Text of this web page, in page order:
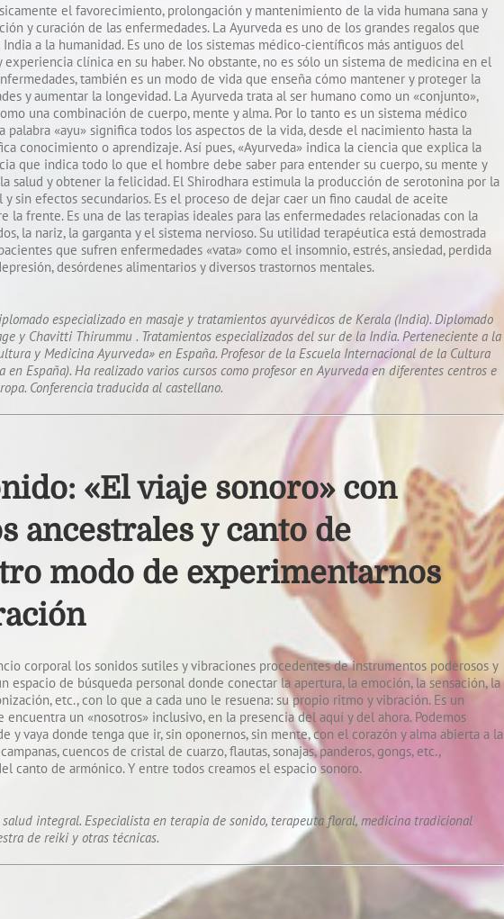
el favorecimiento, prolongación y mantenimiento de la vida humana sana y
y curación de las enfermedades. La Ayurveda es uno de los grandes regalos que
a la humanidad. Es uno de los sistemas médico-científicos más antiguos del
clínica en su haber. No obstante, no es sólo un sistema de medicina en el
también es un modo de vida que enseña cómo mantener y proteger la
y aumentar la longevidad. La Ayurveda trata al ser humano como un «conjunto»,
una combinación de cuerpo, mente y alma. Por lo tanto es un sistema médico
«ayu» significa todos los aspectos de la vida, desde el nacimiento hasta la
conocimiento o aprendizaje. Así pues, «Ayurveda» indica la ciencia que explica la
que indica todo lo que el hombre debe saber para entender su cuerpo, su mente y
salud y obtener la felicidad. El Shirodhara estimula la producción de serotonina por la
sin efectos secundarios. Es el proceso de dejar caer un fino caudal de aceite
la frente. Es una de las terapias ideales para las enfermedades relacionadas con la
la nariz, la garganta y el sistema nervioso. Su utilidad terapéutica está demostrada
que sufren enfermedades «vata» como el insomnio, estrés, ansiedad, perdida
desórdenes alimentarios y diversos trastornos mentales.
especializado en masaje y tratamientos ayurvédicos de Kerala (India). Diplomado
y Chavitti Thirummu . Tratamientos especializados del sur de la India. Perteneciente a la
y Medicina Ayurveda» en España. Profesor de la Escuela Internacional de la Cultura
en España). Ha realizado varios cursos como profesor en Ayurveda en diferentes centros e
Conferencia traducida al castellano.
«El viaje sonoro» con
ancestrales y canto de
modo de experimentarnos
corporal los sonidos sutiles y vibraciones procedentes de instrumentos poderosos y
espacio de búsqueda personal donde conectar la apertura, la emoción, la sensación, la
etc., con lo que a cada uno le resuena: su propio ritmo y vibración. Es un
un «nosotros» inclusivo, en la presencia del aquí y del ahora. Podemos
y vaya donde tenga que ir, sin oponernos, sin mente, con el corazón y alma abierta a la
cuencos de cristal de cuarzo, flautas, sonajas, panderos, gongs, etc.,
canto de armónico. Y entre todos creamos el espacio sonoro.
integral. Especialista en terapia de sonido, terapeuta floral, medicina tradicional
de reiki y otras técnicas.